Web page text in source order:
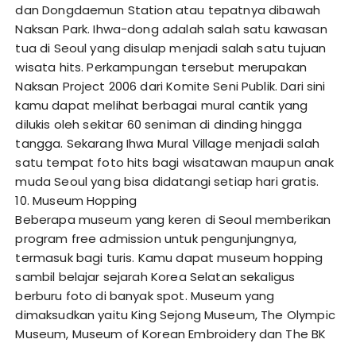
dan Dongdaemun Station atau tepatnya dibawah
Naksan Park. Ihwa-dong adalah salah satu kawasan
tua di Seoul yang disulap menjadi salah satu tujuan
wisata hits. Perkampungan tersebut merupakan
Naksan Project 2006 dari Komite Seni Publik. Dari sini
kamu dapat melihat berbagai mural cantik yang
dilukis oleh sekitar 60 seniman di dinding hingga
tangga. Sekarang Ihwa Mural Village menjadi salah
satu tempat foto hits bagi wisatawan maupun anak
muda Seoul yang bisa didatangi setiap hari gratis.
10. Museum Hopping
Beberapa museum yang keren di Seoul memberikan
program free admission untuk pengunjungnya,
termasuk bagi turis. Kamu dapat museum hopping
sambil belajar sejarah Korea Selatan sekaligus
berburu foto di banyak spot. Museum yang
dimaksudkan yaitu King Sejong Museum, The Olympic
Museum, Museum of Korean Embroidery dan The BK